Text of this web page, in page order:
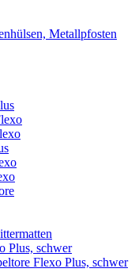
Metallpfosten
Plus, schwer
Flexo Plus, schwer